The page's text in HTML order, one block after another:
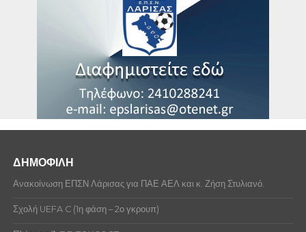
ΔΗΜΟΦΙΛΗ
Ανακοίνωση ΕΠΣΝ Λάρισας για ΠΑΕ ΑΕΛ και κ. Ζήση Στυλιανό.
Σχολή UEFA C (1η φάση – 2ο γκρουπ)